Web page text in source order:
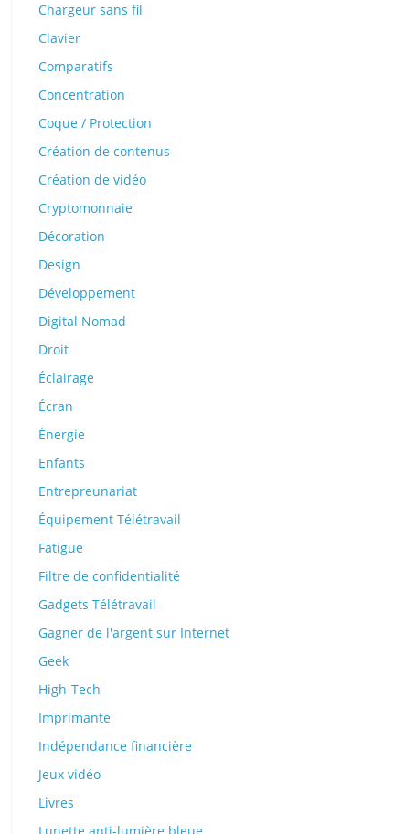
Chargeur sans fil
Clavier
Comparatifs
Concentration
Coque / Protection
Création de contenus
Création de vidéo
Cryptomonnaie
Décoration
Design
Développement
Digital Nomad
Droit
Éclairage
Écran
Énergie
Enfants
Entrepreunariat
Équipement Télétravail
Fatigue
Filtre de confidentialité
Gadgets Télétravail
Gagner de l'argent sur Internet
Geek
High-Tech
Imprimante
Indépendance financière
Jeux vidéo
Livres